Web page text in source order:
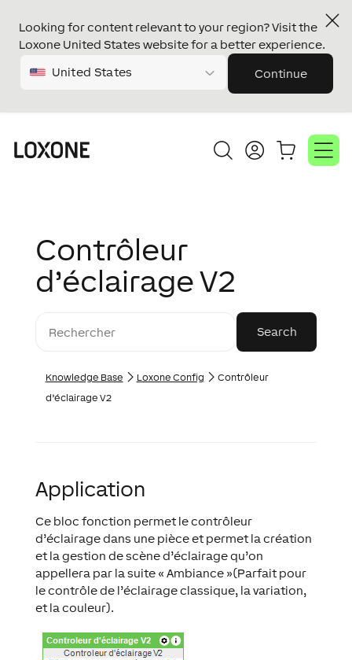
Looking for content relevant to your region? Visit the
Loxone United States website for a better experience.
United States Continue
Contrôleur
d’éclairage V2
Knowledge Base Loxone Config
Contrôleur
d’éclairage V2
Application
Ce bloc fonction permet le contrôleur
d’éclairage dans une pièce et permet la création
et la gestion de scène d’éclairage qu’on
appellera par la suite « Ambiance »(Parfait pour
le contrôle de l’éclairage classique, la variation,
et la couleur).